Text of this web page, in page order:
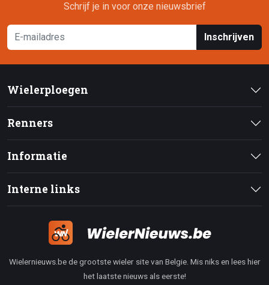
Schrijf je in voor onze nieuwsbrief
Inschrijven
Wielerploegen
Renners
Informatie
Interne links
Wielernieuws.be de grootste wieler site van Belgie. Mis niks en lees hier
het laatste nieuws als eerste!